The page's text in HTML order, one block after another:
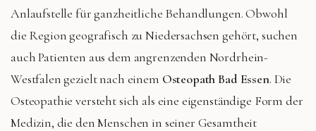
Anlaufstelle für ganzheitliche Behandlungen. Obwohl
die Region geografisch zu Niedersachsen gehört, suchen
auch Patienten aus dem angrenzenden Nordrhein-
Westfalen gezielt nach einem Osteopath Bad Essen. Die
Osteopathie versteht sich als eine eigenständige Form der
Medizin, die den Menschen in seiner Gesamtheit